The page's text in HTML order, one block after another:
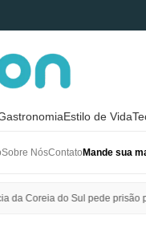
Estilo de Vida
Sobre NósContato Mande sua
de Bang Si-hyuk,